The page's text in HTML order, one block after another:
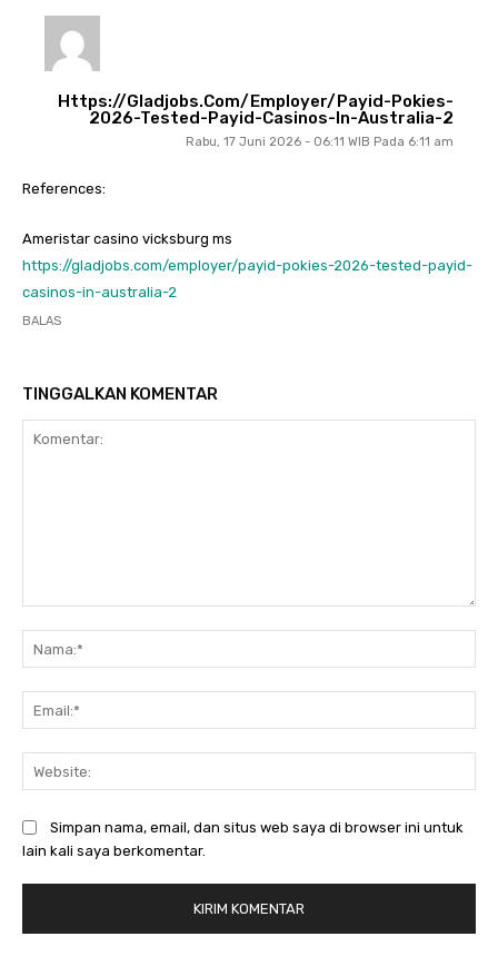
Https://gladjobs.com/employer/payid-Pokies-
2026-Tested-Payid-Casinos-In-Australia-2
Rabu, 17 Juni 2026 - 06:11 WIB Pada 6:11 am
References:
Ameristar casino vicksburg ms
https://gladjobs.com/employer/payid-pokies-2026-tested-payid-
casinos-in-australia-2
BALAS
TINGGALKAN KOMENTAR
Simpan nama, email, dan situs web saya di browser ini untuk
lain kali saya berkomentar.